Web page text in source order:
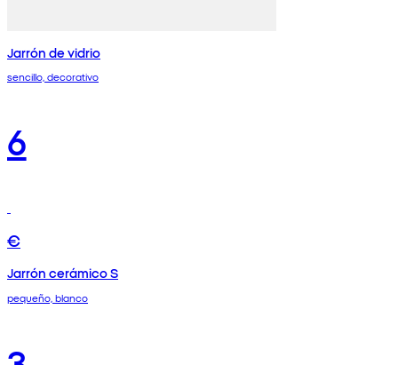
Jarrón de vidrio
sencillo, decorativo
6
€
Jarrón cerámico S
pequeño, blanco